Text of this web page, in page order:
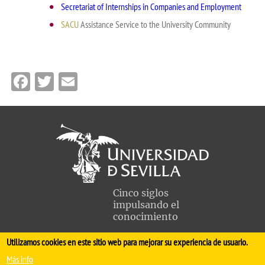
Secretariat of Internships in Companies and Employment
SACUAssistance Service to the University Community
Facebook
Twitter
Cinco siglos
impulsando el
conocimiento
FACULTAD DE MEDICINA
Utilizamos cookies en este sitio web para mejorar su experiencia de usuario.
Más info